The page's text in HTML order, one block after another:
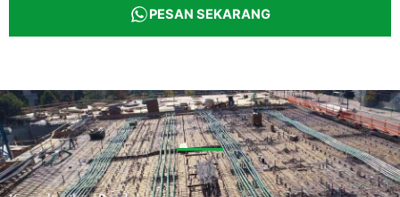
PESAN SEKARANG